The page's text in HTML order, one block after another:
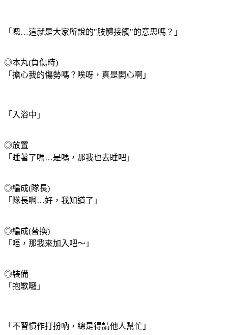
「嗯…這就是大家所說的"肢體接觸"的意思嗎？」
◎本丸(負傷時)
「擔心我的傷勢嗎？唉呀，真是開心啊」
「入浴中」
◎放置
「睡著了嗎…是嗎，那我也去睡吧」
◎編成(隊長)
「隊長啊…好，我知道了」
◎編成(替換)
「唔，那我來加入吧～」
◎裝備
「抱歉囉」
「不習慣作打扮吶，總是得請他人幫忙」